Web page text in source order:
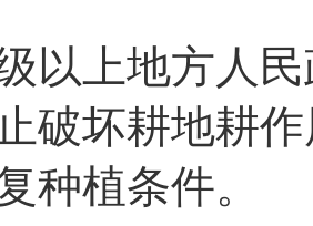
上地方人民
破坏耕地耕
种植条件。